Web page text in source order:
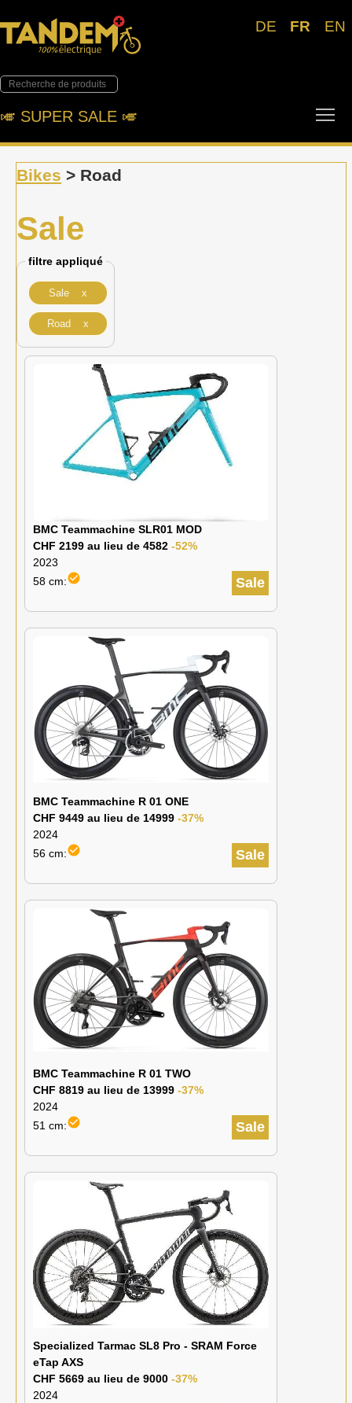
DE FR EN
🎺︎ SUPER SALE 🎺︎
Bikes > Road
Sale
filtre appliqué
Sale x
Road x
BMC Teammachine SLR01 MOD
CHF 2199 au lieu de 4582 -52%
2023
Sale
58 cm:check_circle
BMC Teammachine R 01 ONE
CHF 9449 au lieu de 14999 -37%
2024
Sale
56 cm:check_circle
BMC Teammachine R 01 TWO
CHF 8819 au lieu de 13999 -37%
2024
Sale
51 cm:check_circle
Specialized Tarmac SL8 Pro - SRAM Force
eTap AXS
CHF 5669 au lieu de 9000 -37%
2024